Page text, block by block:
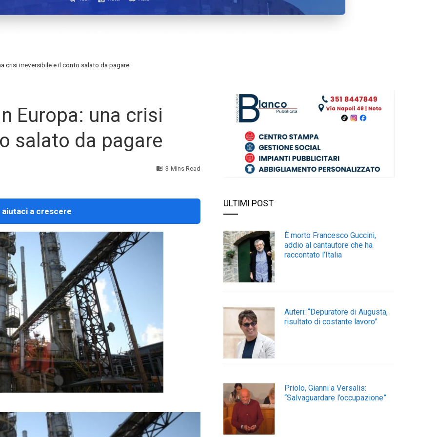
crisi irreversibile e il conto salato da pagare
Europa: una crisi
salato da pagare
3 Mins Read
aiutaci a crescere
ULTIMI POST
È morto Francesco Guccini,
addio al cantautore che ha
raccontato l’Italia
Auteri: “Depuratore di Augusta,
risultato di costante lavoro”
Priolo, Gianni a Versalis:
“Salvaguardare l’occupazione”